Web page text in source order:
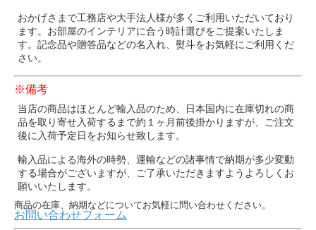
おかげさまで工務店や大手法人様が多くご利用いただいており
ます。お部屋のインテリアに合う時計選びをご提案いたしま
す。記念品や贈答品などの名入れ、熨斗をお気軽にご利用くだ
さい。
※備考
当店の商品はほとんど輸入品のため、日本国内に在庫切れの商
品を取り寄せ入荷するまで約１ヶ月前後掛かりますが、ご注文
後に入荷予定日をお知らせ致します。
輸入品による海外の時勢、運輸などの諸事情で納期が多少変動
する場合がございますが、ご了承いただきますようよろしくお
願いいたします。
商品の在庫、納期などについてお気軽に問い合わせください。
お問い合わせフォーム